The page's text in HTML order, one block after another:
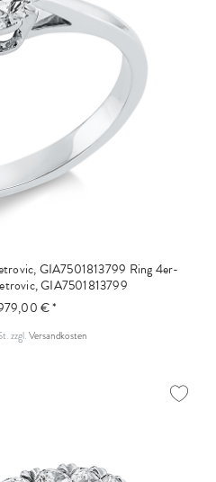
GIA7501813799 Ring 4er-
GIA7501813799
€ *
zzgl.Versandkosten